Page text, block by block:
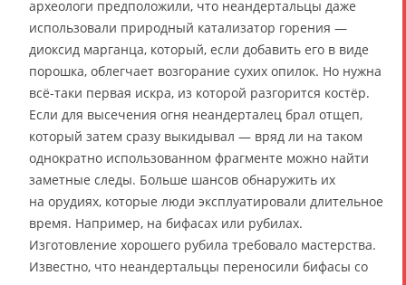
археологи предположили, что неандертальцы даже
использовали природный катализатор горения —
диоксид марганца, который, если добавить его в виде
порошка, облегчает возгорание сухих опилок. Но нужна
всё-таки первая искра, из которой разгорится костёр.
Если для высечения огня неандерталец брал отщеп,
который затем сразу выкидывал — вряд ли на таком
однократно использованном фрагменте можно найти
заметные следы. Больше шансов обнаружить их
на орудиях, которые люди эксплуатировали длительное
время. Например, на бифасах или рубилах.
Изготовление хорошего рубила требовало мастерства.
Известно, что неандертальцы переносили бифасы со